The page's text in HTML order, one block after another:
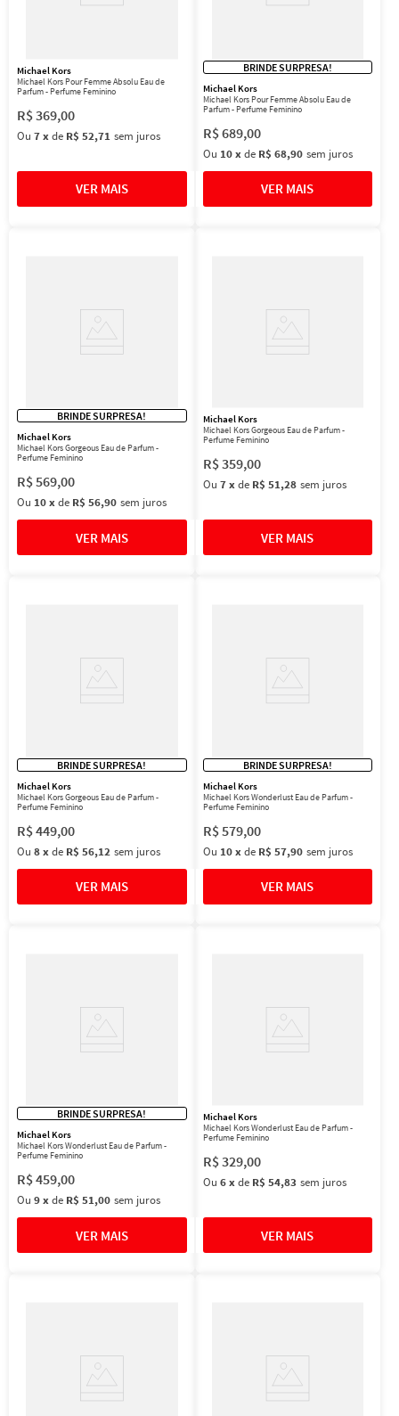
Michael Kors
Michael Kors Pour Femme Absolu Eau de
Parfum - Perfume Feminino
R$369,00
Ou 7xde R$ 52,71 sem juros
BRINDE SURPRESA!
Michael Kors
Michael Kors Pour Femme Absolu Eau de
Parfum - Perfume Feminino
R$689,00
Ou 10 xde R$ 68,90 sem juros
BRINDE SURPRESA!
Michael Kors
Michael Kors Gorgeous Eau de Parfum -
Perfume Feminino
R$569,00
Ou 10xde R$ 56,90 sem juros
Michael Kors
Michael Kors Gorgeous Eau de Parfum -
Perfume Feminino
R$359,00
Ou 7 xde R$ 51,28 sem juros
BRINDE SURPRESA!
Michael Kors
Michael Kors Gorgeous Eau de Parfum -
Perfume Feminino
R$449,00
Ou 8xde R$ 56,12 sem juros
BRINDE SURPRESA!
Michael Kors
Michael Kors Wonderlust Eau de Parfum -
Perfume Feminino
R$579,00
Ou 10 xde R$ 57,90 sem juros
BRINDE SURPRESA!
Michael Kors
Michael Kors Wonderlust Eau de Parfum -
Perfume Feminino
R$459,00
Ou 9xde R$ 51,00 sem juros
Michael Kors
Michael Kors Wonderlust Eau de Parfum -
Perfume Feminino
R$329,00
Ou 6 xde R$ 54,83 sem juros